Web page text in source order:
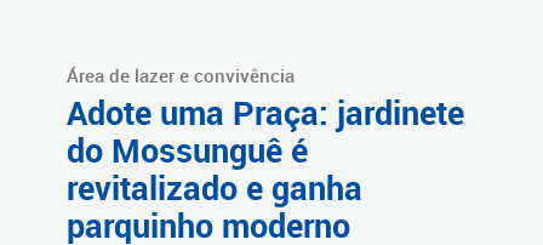
Área de lazer e convivência
Adote uma Praça: jardinete
do Mossunguê é
revitalizado e ganha
parquinho moderno